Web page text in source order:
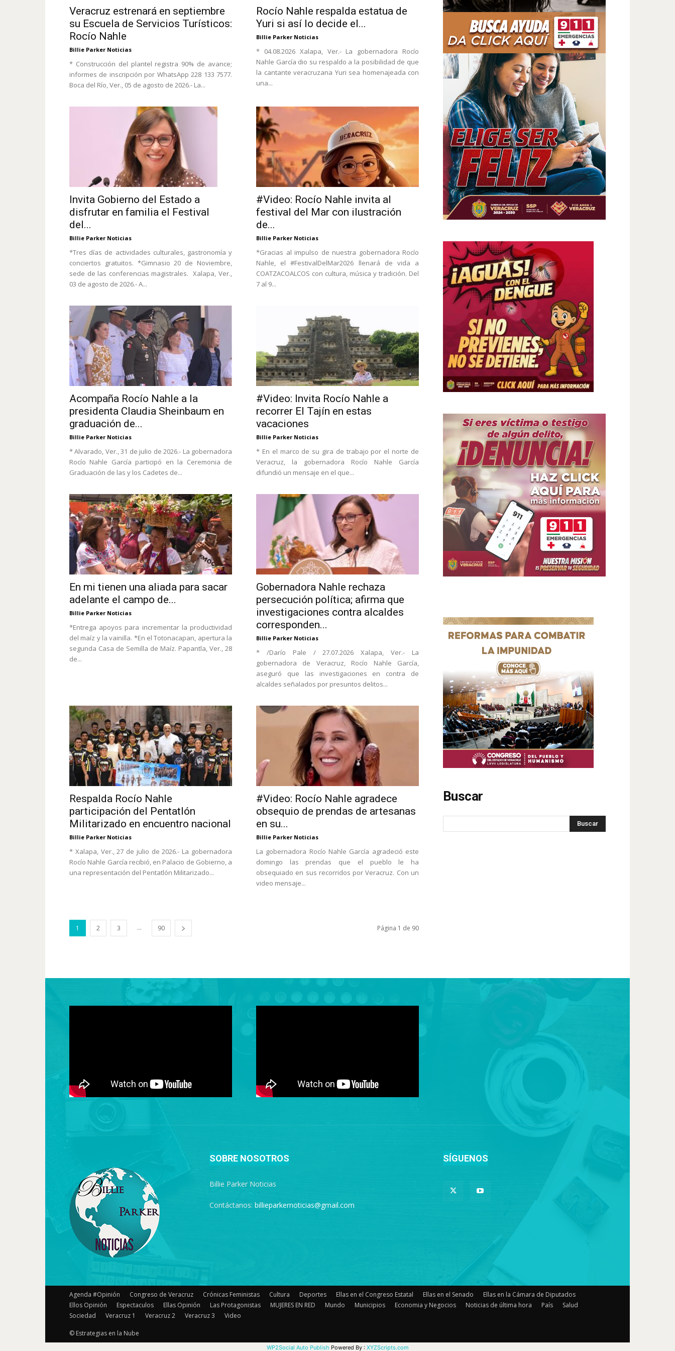
Veracruz estrenará en septiembre
su Escuela de Servicios Turísticos:
Rocío Nahle
Billie Parker Noticias
* Construcción del plantel registra 90% de avance;
informes de inscripción por WhatsApp 228 133 7577.
Boca del Río, Ver., 05 de agosto de 2026.- La...
Rocío Nahle respalda estatua de
Yuri si así lo decide el...
Billie Parker Noticias
* 04.08.2026 Xalapa, Ver.- La gobernadora Rocío
Nahle García dio su respaldo a la posibilidad de que
la cantante veracruzana Yuri sea homenajeada con
una...
Invita Gobierno del Estado a
disfrutar en familia el Festival
del...
Billie Parker Noticias
*Tres días de actividades culturales, gastronomía y
conciertos gratuitos. *Gimnasio 20 de Noviembre,
sede de las conferencias magistrales. Xalapa, Ver.,
03 de agosto de 2026.- A...
#Video: Rocío Nahle invita al
festival del Mar con ilustración
de...
Billie Parker Noticias
*Gracias al impulso de nuestra gobernadora Rocío
Nahle, el #FestivalDelMar2026 llenará de vida a
COATZACOALCOS con cultura, música y tradición. Del
7 al 9...
Acompaña Rocío Nahle a la
presidenta Claudia Sheinbaum en
graduación de...
Billie Parker Noticias
* Alvarado, Ver., 31 de julio de 2026.- La gobernadora
Rocío Nahle García participó en la Ceremonia de
Graduación de las y los Cadetes de...
#Video: Invita Rocío Nahle a
recorrer El Tajín en estas
vacaciones
Billie Parker Noticias
* En el marco de su gira de trabajo por el norte de
Veracruz, la gobernadora Rocío Nahle García
difundió un mensaje en el que...
En mi tienen una aliada para sacar
adelante el campo de...
Billie Parker Noticias
*Entrega apoyos para incrementar la productividad
del maíz y la vainilla. *En el Totonacapan, apertura la
segunda Casa de Semilla de Maíz. Papantla, Ver., 28
de...
Gobernadora Nahle rechaza
persecución política; afirma que
investigaciones contra alcaldes
corresponden...
Billie Parker Noticias
* /Darío Pale / 27.07.2026 Xalapa, Ver.- La
gobernadora de Veracruz, Rocío Nahle García,
aseguró que las investigaciones en contra de
alcaldes señalados por presuntos delitos...
Respalda Rocío Nahle
participación del Pentatlón
Militarizado en encuentro nacional
Billie Parker Noticias
* Xalapa, Ver., 27 de julio de 2026.- La gobernadora
Rocío Nahle García recibió, en Palacio de Gobierno, a
una representación del Pentatlón Militarizado...
#Video: Rocío Nahle agradece
obsequio de prendas de artesanas
en su...
Billie Parker Noticias
La gobernadora Rocío Nahle García agradeció este
domingo las prendas que el pueblo le ha
obsequiado en sus recorridos por Veracruz. Con un
video mensaje...
1 2 3 ... 90 Página 1 de 90
Buscar
SOBRE NOSOTROS
Billie Parker Noticias
Contáctanos: billieparkernoticias@gmail.com
SÍGUENOS
Agenda #Opinión Congreso de Veracruz Crónicas Feministas Cultura Deportes Ellas en el Congreso Estatal Ellas en el Senado
Ellas en la Cámara de Diputados
Ellos Opinión
Espectaculos Ellas Opinión Las Protagonistas MUJERES EN RED Mundo Municipios Economia y Negocios Noticias de última hora País
Salud
Sociedad
Veracruz 1 Veracruz 2 Veracruz 3 Video
© Estrategias en la Nube
WP2Social Auto Publish Powered By : XYZScripts.com